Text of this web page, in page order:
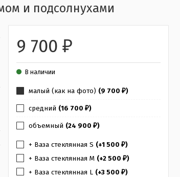
и подсолнухами
9 700 ₽
В наличии
малый (как на фото) (9 700 ₽)
средний (16 700 ₽)
объемный (24 900 ₽)
+ Ваза стеклянная S (+1 500 ₽)
+ Ваза стеклянная M (+2 500 ₽)
+ Ваза стеклянная L (+3 500 ₽)